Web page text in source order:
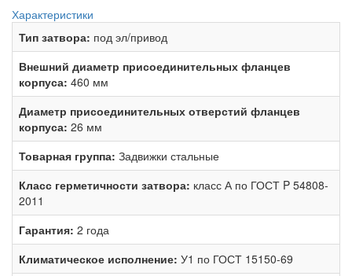
Характеристики
Тип затвора: под эл/привод
Внешний диаметр присоединительных фланцев
корпуса: 460 мм
Диаметр присоединительных отверстий фланцев
корпуса: 26 мм
Товарная группа: Задвижки стальные
Класс герметичности затвора: класс А по ГОСТ P 54808-
2011
Гарантия: 2 года
Климатическое исполнение: У1 по ГОСТ 15150-69